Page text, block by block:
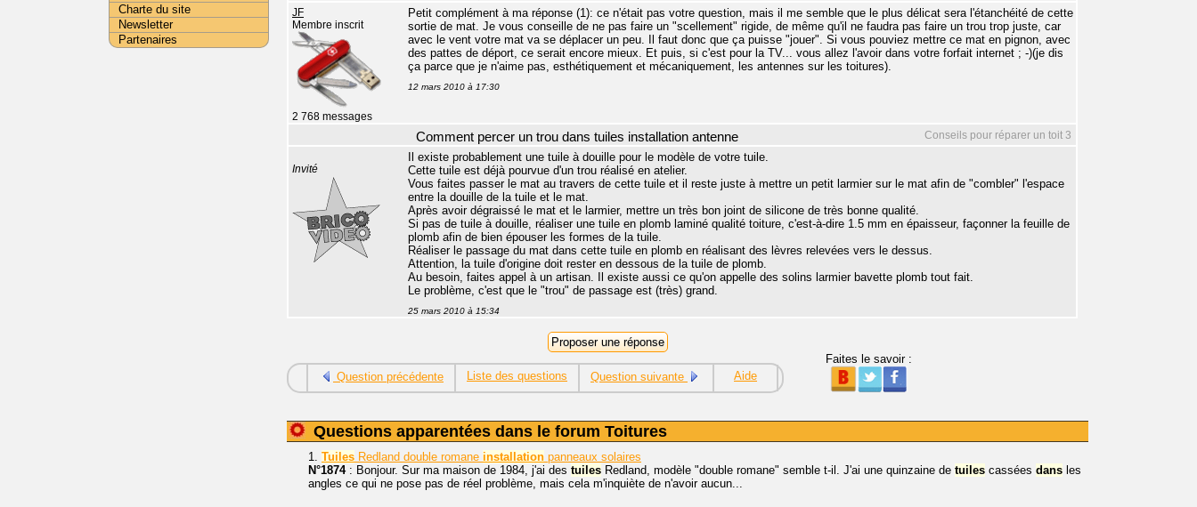
JF
Membre inscrit
2 768 messages
Petit complément à ma réponse (1): ce n'était pas votre question, mais il me semble que le plus délicat sera l'étanchéité de cette
sortie de mat. Je vous conseille de ne pas faire un "scellement" rigide, de même qu'il ne faudra pas faire un trou trop juste, car
avec le vent votre mat va se déplacer un peu. Il faut donc que ça puisse "jouer". Si vous pouviez mettre ce mat en pignon, avec
des pattes de déport, ce serait encore mieux. Et puis, si c'est pour la TV... vous allez l'avoir dans votre forfait internet ; -)(je dis
ça parce que je n'aime pas, esthétiquement et mécaniquement, les antennes sur les toitures).
12 mars 2010 à 17:30
Conseils pour réparer un toit 3
Comment percer un trou dans tuiles installation antenne
Invité
Il existe probablement une tuile à douille pour le modèle de votre tuile.
Cette tuile est déjà pourvue d'un trou réalisé en atelier.
Vous faites passer le mat au travers de cette tuile et il reste juste à mettre un petit larmier sur le mat afin de "combler" l'espace
entre la douille de la tuile et le mat.
Après avoir dégraissé le mat et le larmier, mettre un très bon joint de silicone de très bonne qualité.
Si pas de tuile à douille, réaliser une tuile en plomb laminé qualité toiture, c'est-à-dire 1.5 mm en épaisseur, façonner la feuille de
plomb afin de bien épouser les formes de la tuile.
Réaliser le passage du mat dans cette tuile en plomb en réalisant des lèvres relevées vers le dessus.
Attention, la tuile d'origine doit rester en dessous de la tuile de plomb.
Au besoin, faites appel à un artisan. Il existe aussi ce qu'on appelle des solins larmier bavette plomb tout fait.
Le problème, c'est que le "trou" de passage est (très) grand.
25 mars 2010 à 15:34
Question précédente Liste des questions Question suivante Aide
Faites le savoir :
Questions apparentées dans le forum Toitures
1. Tuiles Redland double romane installation panneaux solaires
N°1874: Bonjour. Sur ma maison de 1984, j'ai des tuiles Redland, modèle "double romane" semble t-il. J'ai une quinzaine de tuiles cassées dans les
angles ce qui ne pose pas de réel problème, mais cela m'inquiète de n'avoir aucun...
Charte du site
Newsletter
Partenaires